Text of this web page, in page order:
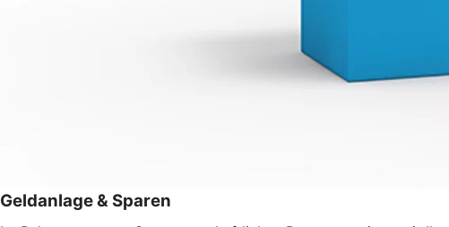
Geldanlage & Sparen